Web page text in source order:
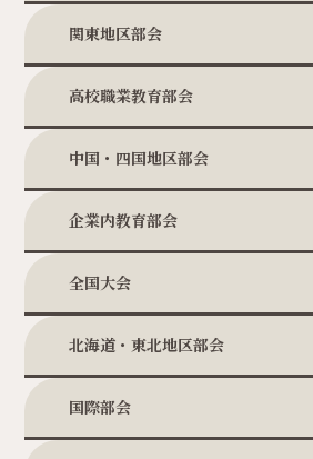
関東地区部会
高校職業教育部会
中国・四国地区部会
企業内教育部会
全国大会
北海道・東北地区部会
国際部会